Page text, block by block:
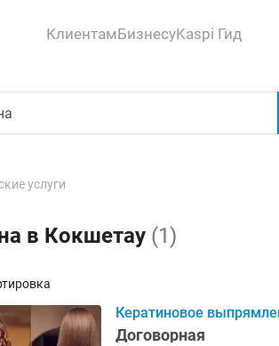
КлиентамБизнесуKaspi Гид
услуги
в Кокшетау (1)
Кератиновое
Договорная